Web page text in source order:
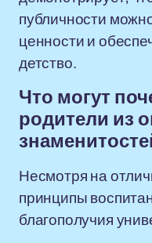
публичности
ценности и
детство.
Что могут
родители из
Несмотря на
принципы
благополучия